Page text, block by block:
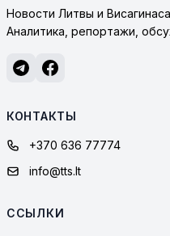
Новости Литвы и
Аналитика, репортажи,
КОНТАКТЫ
+370 636 77774
info@tts.lt
ССЫЛКИ